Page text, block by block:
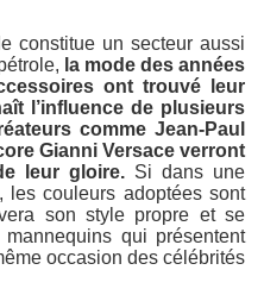
constitue un secteur aussi
la mode des années
ont trouvé leur
l’influence de plusieurs
comme Jean-Paul
Gianni Versace verront
leur gloire. Si dans une
les couleurs adoptées sont
son style propre et se
qui présentent
occasion des célébrités